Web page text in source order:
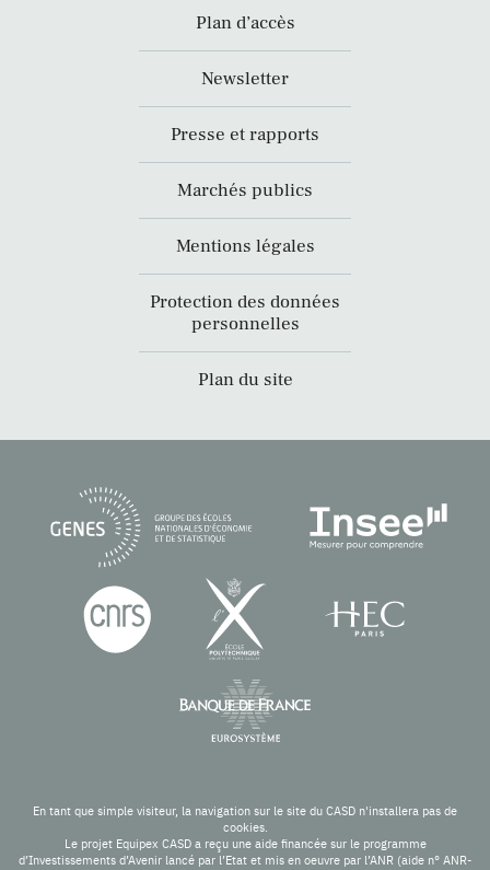
Plan d’accès
Newsletter
Presse et rapports
Marchés publics
Mentions légales
Protection des données
personnelles
Plan du site
En tant que simple visiteur, la navigation sur le site du CASD n'installera pas de
cookies.
Le projet Equipex CASD a reçu une aide financée sur le programme
d’Investissements d’Avenir lancé par l’Etat et mis en oeuvre par l’ANR (aide n° ANR-